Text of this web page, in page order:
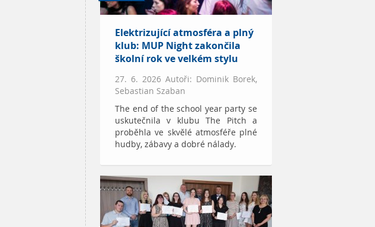
Elektrizující atmosféra a plný
klub: MUP Night zakončila
školní rok ve velkém stylu
27. 6. 2026 Autoři: Dominik Borek,
Sebastian Szaban
The end of the school year party se
uskutečnila v klubu The Pitch a
proběhla ve skvělé atmosféře plné
hudby, zábavy a dobré nálady.